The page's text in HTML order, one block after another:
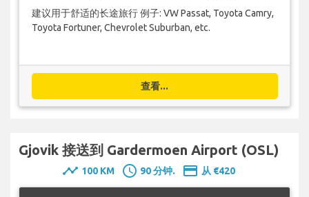
建议用于舒适的长途旅行 例子: VW Passat, Toyota Camry,
Toyota Fortuner, Chevrolet Suburban, etc.
查看...
Gjovik 接送到 Gardermoen Airport (OSL)
timeline 100 KM schedule 90 分钟. payment 从 €420